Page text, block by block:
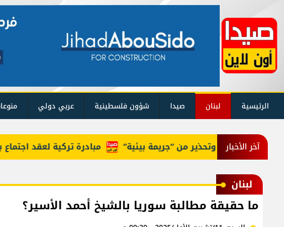
الرئيسية لبنان صيدا شؤون فلسطينية عربي دولي
آخر الأخبار مبادرة تركية لعقد اجتماع في عكار وتحذير من “جريمة بيئية“
لبنان
ما حقيقة مطالبة سوريا بالشيخ أحمد الأسير؟